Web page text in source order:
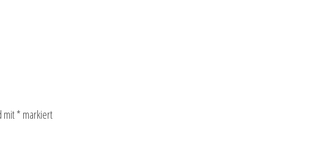
mit* markiert